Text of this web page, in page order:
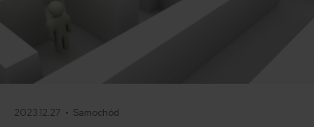
2023.12.27 • Samochód